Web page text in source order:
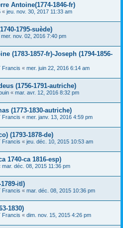
Antoine(1774-1846-fr)
« jeu. nov. 30, 2017 11:33 am
1795-suède)
mer. nov. 02, 2016 7:40 pm
(1783-1857-fr)-Joseph (1794-1856-
Francis « mer. juin 22, 2016 6:14 am
(1756-1791-autriche)
« mar. avr. 12, 2016 8:32 pm
(1773-1830-autriche)
Francis « mer. janv. 13, 2016 4:59 pm
(1793-1878-de)
Francis « jeu. déc. 10, 2015 10:53 am
1740-ca 1816-esp)
mar. déc. 08, 2015 11:36 pm
itl)
Francis « mar. déc. 08, 2015 10:36 pm
1830)
Francis « dim. nov. 15, 2015 4:26 pm